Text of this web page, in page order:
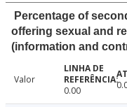
Percentage of
offering sexual and
(information and
Valor
0.00